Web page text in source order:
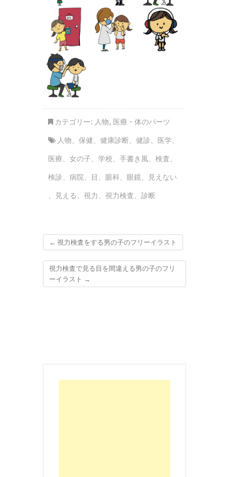
カテゴリー: 人物, 医療・体のパーツ
人物、 保健、 健康診断、 健診、 医学、
医療、 女の子、 学校、 手書き風、 検査、
検診、 病院、 目 、 眼科、 眼鏡、
見えない
、
見える 、 視力 、 視力検査、 診断
← 視力検査をする男の子のフリーイラスト
視力検査で見る目を間違える男の子のフリ
ーイラスト →